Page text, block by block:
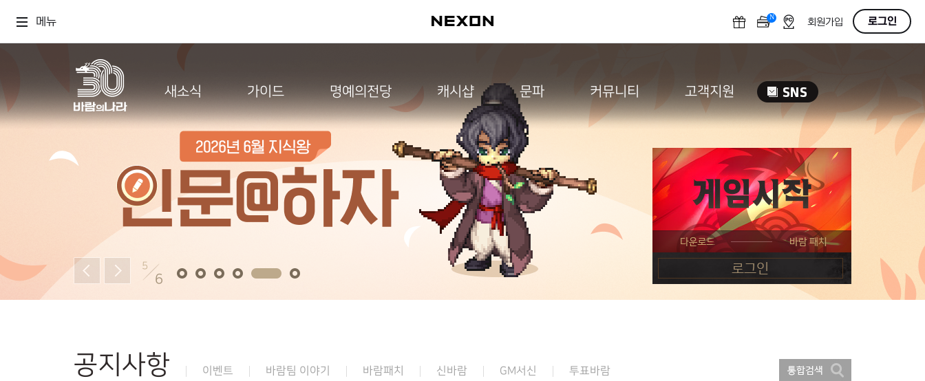
메뉴 N OFF회원가입 로그인
새소식 가이드 명예의전당 캐시샵 문파 커뮤니티 고객지원
5
6
공지사항 이벤트 바람팀 이야기 바람패치 신바람 GM서신 투표바람